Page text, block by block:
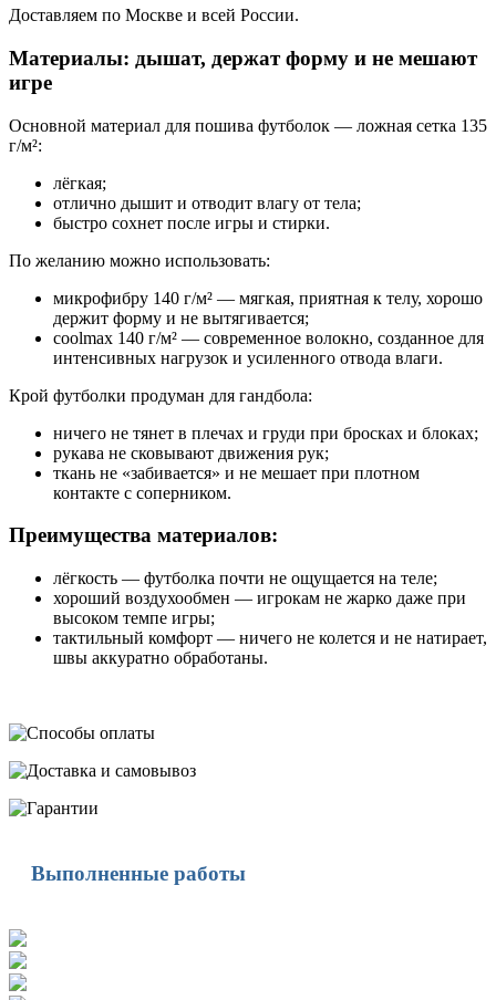
Доставляем по Москве и всей России.
Материалы: дышат, держат форму и не мешают
игре
Основной материал для пошива футболок — ложная сетка 135
г/м²:
лёгкая;
отлично дышит и отводит влагу от тела;
быстро сохнет после игры и стирки.
По желанию можно использовать:
микрофибру 140 г/м² — мягкая, приятная к телу, хорошо
держит форму и не вытягивается;
coolmax 140 г/м² — современное волокно, созданное для
интенсивных нагрузок и усиленного отвода влаги.
Крой футболки продуман для гандбола:
ничего не тянет в плечах и груди при бросках и блоках;
рукава не сковывают движения рук;
ткань не «забивается» и не мешает при плотном
контакте с соперником.
Преимущества материалов:
лёгкость — футболка почти не ощущается на теле;
хороший воздухообмен — игрокам не жарко даже при
высоком темпе игры;
тактильный комфорт — ничего не колется и не натирает,
швы аккуратно обработаны.
Выполненные работы